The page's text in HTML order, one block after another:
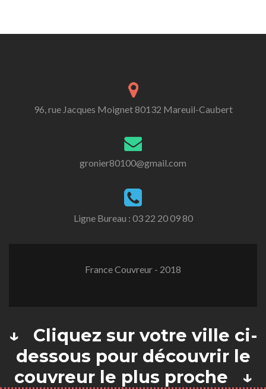
96, rue Jacques Moignet 80132 Mareuil-Caubert
gronier80100@gmail.com
Ligne Bureau : 03 22 20 09 80
France Couvreur - 2018
↓ Cliquez sur votre ville ci-
dessous pour découvrir le
couvreur le plus proche ↓